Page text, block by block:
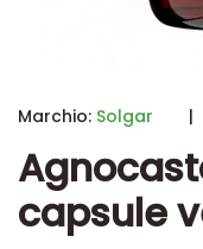
Marchio: Solgar |
capsule